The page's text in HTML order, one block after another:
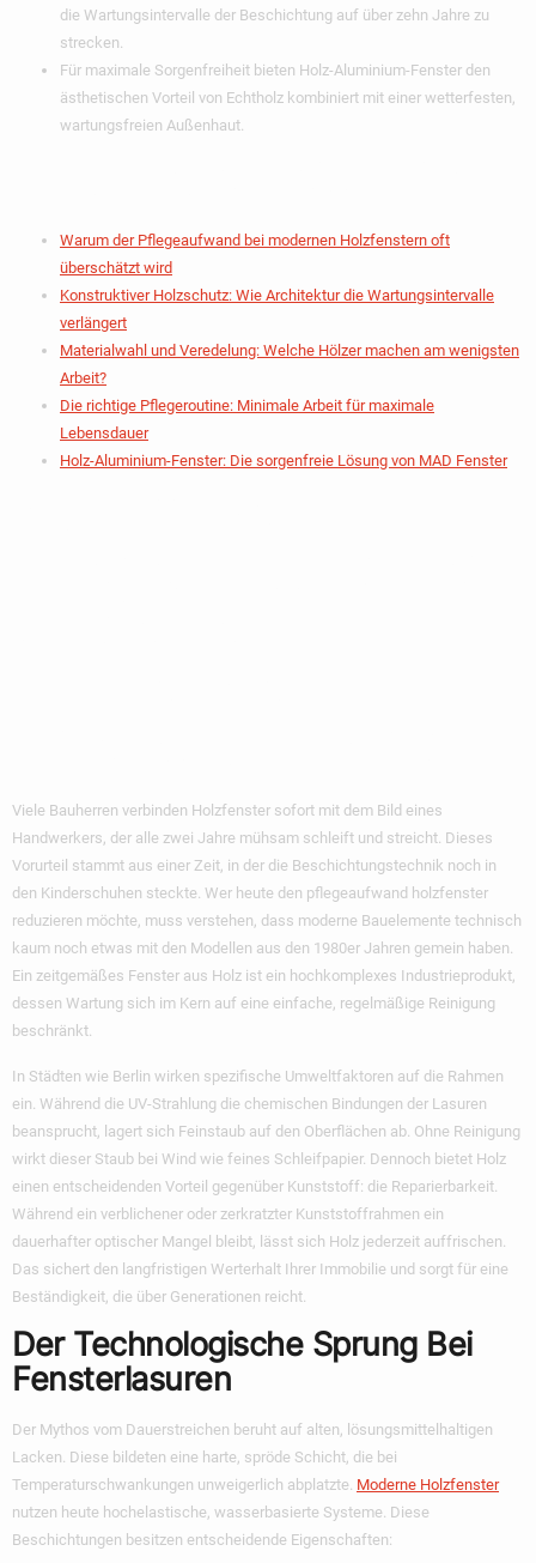
die Wartungsintervalle der Beschichtung auf über zehn Jahre zu
strecken.
Für maximale Sorgenfreiheit bieten Holz-Aluminium-Fenster den
ästhetischen Vorteil von Echtholz kombiniert mit einer wetterfesten,
wartungsfreien Außenhaut.
Warum der Pflegeaufwand bei modernen Holzfenstern oft
überschätzt wird
Konstruktiver Holzschutz: Wie Architektur die Wartungsintervalle
verlängert
Materialwahl und Veredelung: Welche Hölzer machen am wenigsten
Arbeit?
Die richtige Pflegeroutine: Minimale Arbeit für maximale
Lebensdauer
Holz-Aluminium-Fenster: Die sorgenfreie Lösung von MAD Fenster
Viele Bauherren verbinden Holzfenster sofort mit dem Bild eines
Handwerkers, der alle zwei Jahre mühsam schleift und streicht. Dieses
Vorurteil stammt aus einer Zeit, in der die Beschichtungstechnik noch in
den Kinderschuhen steckte. Wer heute den pflegeaufwand holzfenster
reduzieren möchte, muss verstehen, dass moderne Bauelemente technisch
kaum noch etwas mit den Modellen aus den 1980er Jahren gemein haben.
Ein zeitgemäßes Fenster aus Holz ist ein hochkomplexes Industrieprodukt,
dessen Wartung sich im Kern auf eine einfache, regelmäßige Reinigung
beschränkt.
In Städten wie Berlin wirken spezifische Umweltfaktoren auf die Rahmen
ein. Während die UV-Strahlung die chemischen Bindungen der Lasuren
beansprucht, lagert sich Feinstaub auf den Oberflächen ab. Ohne Reinigung
wirkt dieser Staub bei Wind wie feines Schleifpapier. Dennoch bietet Holz
einen entscheidenden Vorteil gegenüber Kunststoff: die Reparierbarkeit.
Während ein verblichener oder zerkratzter Kunststoffrahmen ein
dauerhafter optischer Mangel bleibt, lässt sich Holz jederzeit auffrischen.
Das sichert den langfristigen Werterhalt Ihrer Immobilie und sorgt für eine
Beständigkeit, die über Generationen reicht.
Der Technologische Sprung Bei
Fensterlasuren
Der Mythos vom Dauerstreichen beruht auf alten, lösungsmittelhaltigen
Lacken. Diese bildeten eine harte, spröde Schicht, die bei
Temperaturschwankungen unweigerlich abplatzte. Moderne Holzfenster
nutzen heute hochelastische, wasserbasierte Systeme. Diese
Beschichtungen besitzen entscheidende Eigenschaften: